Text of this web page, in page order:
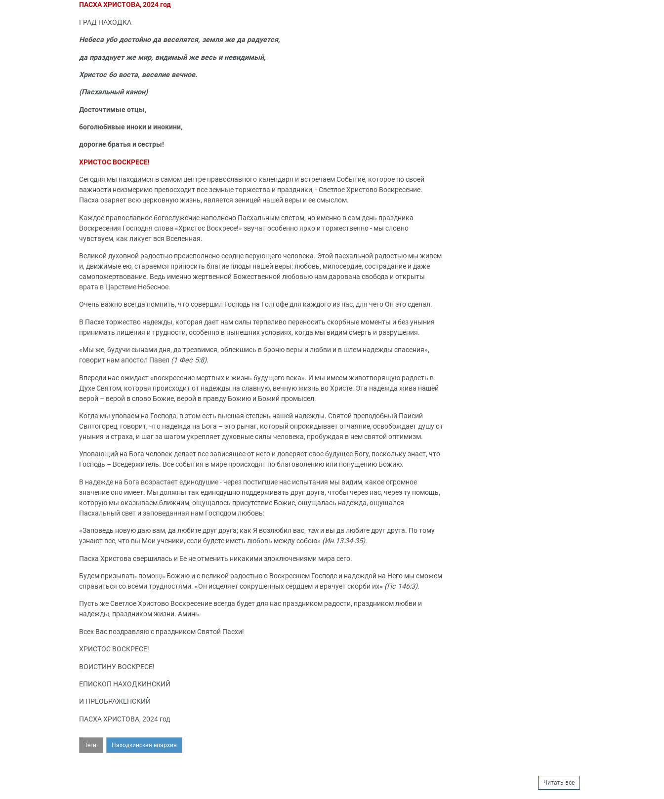
ПАСХА ХРИСТОВА, 2024 год
ГРАД НАХОДКА
Небеса убо достойно да веселятся, земля же да радуется,
да празднует же мир, видимый же весь и невидимый,
Христос бо воста, веселие вечное.
(Пасхальный канон)
Досточтимые отцы,
боголюбивые иноки и инокини,
дорогие братья и сестры!
ХРИСТОС ВОСКРЕСЕ!
Сегодня мы находимся в самом центре православного календаря и встречаем Событие, которое по своей
важности неизмеримо превосходит все земные торжества и праздники, - Светлое Христово Воскресение.
Пасха озаряет всю церковную жизнь, является зеницей нашей веры и ее смыслом.
Каждое православное богослужение наполнено Пасхальным светом, но именно в сам день праздника
Воскресения Господня слова «Христос Воскресе!» звучат особенно ярко и торжественно - мы словно
чувствуем, как ликует вся Вселенная.
Великой духовной радостью преисполнено сердце верующего человека. Этой пасхальной радостью мы живем
и, движимые ею, стараемся приносить благие плоды нашей веры: любовь, милосердие, сострадание и даже
самопожертвование. Ведь именно жертвенной Божественной любовью нам дарована свобода и открыты
врата в Царствие Небесное.
Очень важно всегда помнить, что совершил Господь на Голгофе для каждого из нас, для чего Он это сделал.
В Пасхе торжество надежды, которая дает нам силы терпеливо переносить скорбные моменты и без уныния
принимать лишения и трудности, особенно в нынешних условиях, когда мы видим смерть и разрушения.
«Мы же, будучи сынами дня, да трезвимся, облекшись в броню веры и любви и в шлем надежды спасения»,
говорит нам апостол Павел (1 Фес 5:8).
Впереди нас ожидает «воскресение мертвых и жизнь будущего века». И мы имеем животворящую радость в
Духе Святом, которая происходит от надежды на славную, вечную жизнь во Христе. Эта надежда жива нашей
верой – верой в слово Божие, верой в правду Божию и Божий промысел.
Когда мы уповаем на Господа, в этом есть высшая степень нашей надежды. Святой преподобный Паисий
Святогорец, говорит, что надежда на Бога – это рычаг, который опрокидывает отчаяние, освобождает душу от
уныния и страха, и шаг за шагом укрепляет духовные силы человека, пробуждая в нем святой оптимизм.
Уповающий на Бога человек делает все зависящее от него и доверяет свое будущее Богу, поскольку знает, что
Господь – Вседержитель. Все события в мире происходят по благоволению или попущению Божию.
В надежде на Бога возрастает единодушие - через постигшие нас испытания мы видим, какое огромное
значение оно имеет. Мы должны так единодушно поддерживать друг друга, чтобы через нас, через ту помощь,
которую мы оказываем ближним, ощущалось присутствие Божие, ощущалась надежда, ощущался
Пасхальный свет и заповеданная нам Господом любовь:
«Заповедь новую даю вам, да любите друг друга; как Я возлюбил вас, таки вы да любите друг друга. По тому
узнают все, что вы Мои ученики, если будете иметь любовь между собою» (Ин.13:34-35).
Пасха Христова свершилась и Ее не отменить никакими злоключениями мира сего.
Будем призывать помощь Божию и с великой радостью о Воскресшем Господе и надеждой на Него мы сможем
справиться со всеми трудностями. «Он исцеляет сокрушенных сердцем и врачует скорби их» (Пс 146:3).
Пусть же Светлое Христово Воскресение всегда будет для нас праздником радости, праздником любви и
надежды, праздником жизни. Аминь.
Всех Вас поздравляю с праздником Святой Пасхи!
ХРИСТОС ВОСКРЕСЕ!
ВОИСТИНУ ВОСКРЕСЕ!
ЕПИСКОП НАХОДКИНСКИЙ
И ПРЕОБРАЖЕНСКИЙ
ПАСХА ХРИСТОВА, 2024 год
Теги: Находкинская епархия
Читать все